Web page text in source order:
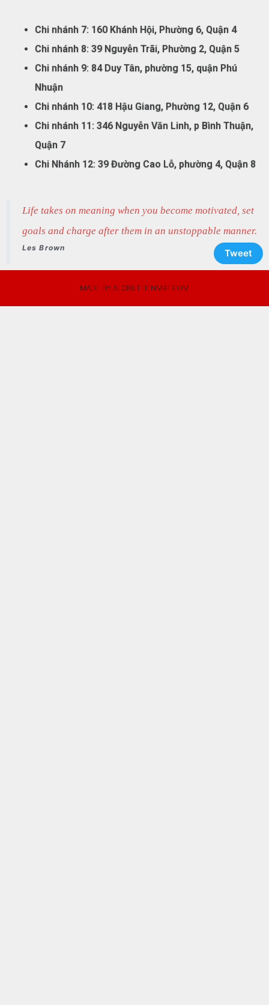
Chi nhánh 7: 160 Khánh Hội, Phường 6, Quận 4
Chi nhánh 8: 39 Nguyễn Trãi, Phường 2, Quận 5
Chi nhánh 9: 84 Duy Tân, phường 15, quận Phú
Nhuận
Chi nhánh 10: 418 Hậu Giang, Phường 12, Quận 6
Chi nhánh 11: 346 Nguyễn Văn Linh, p Bình Thuận,
Quận 7
Chi Nhánh 12: 39 Đường Cao Lỗ, phường 4, Quận 8
Life takes on meaning when you become motivated, set
goals and charge after them in an unstoppable manner.
Les Brown Tweet
MADE BY ALORUTTIENMAT.COM